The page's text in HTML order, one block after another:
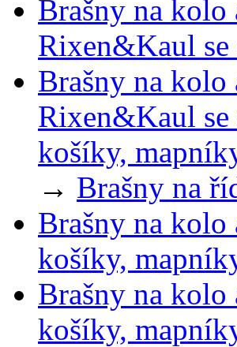
Brašny na
Rixen&Kaul
Brašny na
Rixen&Kaul
košíky,
→ Brašny na
Brašny na
košíky,
Brašny na
košíky,